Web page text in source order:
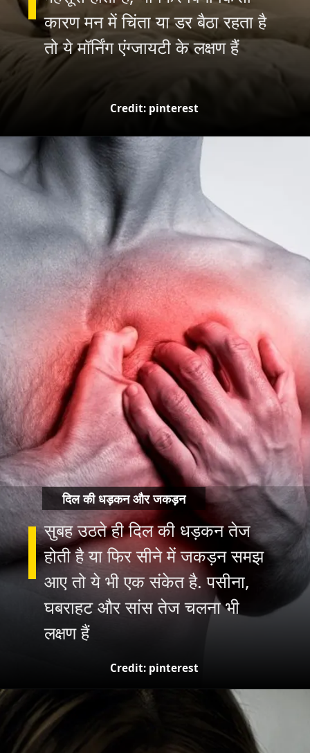
सुबह उठते ही घबराहट या बेचैनी
महसूस होती है, या फिर बिना किसी
कारण मन में चिंता या डर बैठा रहता है
तो ये मॉर्निंग एंग्जायटी के लक्षण हैं
Credit: pinterest
सुबह उठते ही दिल की धड़कन तेज
होती है या फिर सीने में जकड़न समझ
आए तो ये भी एक संकेत है. पसीना,
घबराहट और सांस तेज चलना भी
लक्षण हैं
Credit: pinterest
दिल की धड़कन और जकड़न